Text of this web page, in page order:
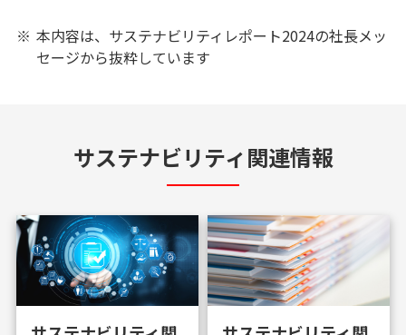
※ 本内容は、サステナビリティレポート2024の社長メッ
セージから抜粋しています
サステナビリティ関連情報